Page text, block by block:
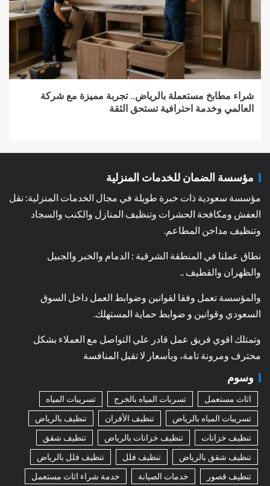
شراء مطابخ مستعملة بالرياض.. تجربة مميزة مع شركة
العالمي وخدمة احترافية تستحق الثقة
مؤسسة الضمان للخدمات المنزلية
مؤسسة سعودية ذات خبرة طويلة في مجال الخدمات المنزلية: نقل
العفش ومكافحة الحشرات وتنظيف المنازل والكنب والسجاد
وتنظيف مداخن المطاعم.
نطاق عملنا في المنطقة الشرقية : الدمام والخبر والجبيل
والظهران والقطيف ..
والمؤسسة تعمل وفقا لقوانين وضوابط العمل داخل السوق
السعودي وقوانين و ضوابط حماية المستهلك.
وتمتلك اقوي فريق عمل قادر علي التواصل مع العملاء بشكل
محترف ومرونة تامة، وبأسعار لا تقبل المنافسة
وسوم
اثاث مستعمل تسربات المياه بالخرج
تسريبات المياه
تسريبات المياه بالرياض
تنظيف الأفران
تنظيف بالرياض
تنظيف خزانات
تنظيف خزانات بالرياض
تنظيف شقق
تنظيف شقق بالرياض
تنظيف فلل
تنظيف فلل بالرياض
تنظيف قصور
خدمات الصيانة
خدمة شراء اثاث مستعمل